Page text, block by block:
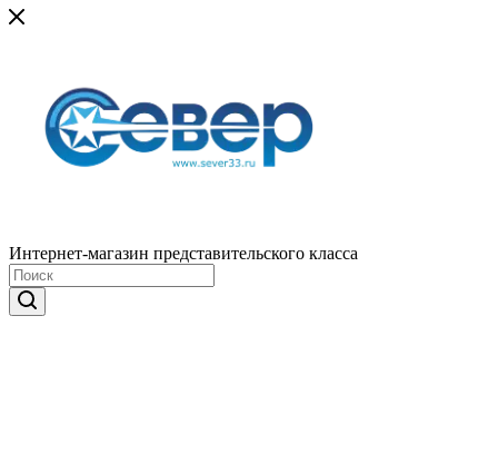
Интернет-магазин представительского класса